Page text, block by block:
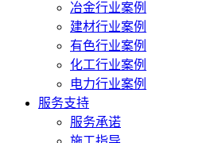
冶金行业案例
建材行业案例
有色行业案例
化工行业案例
电力行业案例
服务支持
服务承诺